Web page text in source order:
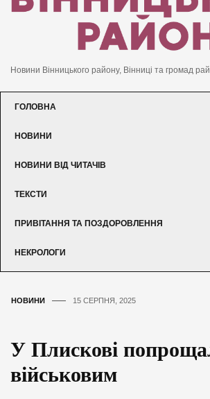
Новини Вінницького району, Вінниці та громад
ГОЛОВНА
НОВИНИ
НОВИНИ ВІД ЧИТАЧІВ
ТЕКСТИ
ПРИВІТАННЯ ТА ПОЗДОРОВЛЕННЯ
НЕКРОЛОГИ
НОВИНИ 15 СЕРПНЯ, 2025
У Плискові
військовим